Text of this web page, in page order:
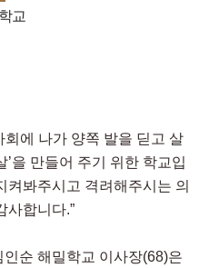
교
회에 나가 양쪽 발을 딛고 살
’을 만들어 주기 위한 학교입
켜봐주시고 격려해주시는 의
사합니다.”
순 해밀학교 이사장(68)은